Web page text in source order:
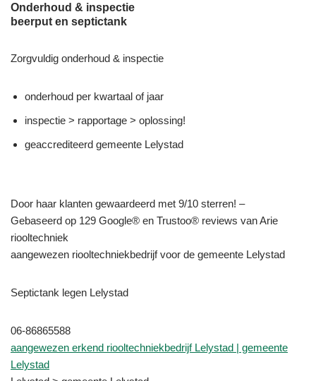
Onderhoud & inspectie
beerput en septictank
Zorgvuldig onderhoud & inspectie
onderhoud per kwartaal of jaar
inspectie > rapportage > oplossing!
geaccrediteerd gemeente Lelystad
Door haar klanten gewaardeerd met 9/10 sterren! –
Gebaseerd op 129 Google® en Trustoo® reviews van Arie
riooltechniek
aangewezen riooltechniekbedrijf voor de gemeente Lelystad
Septictank legen Lelystad
06-86865588
aangewezen erkend riooltechniekbedrijf Lelystad | gemeente
Lelystad